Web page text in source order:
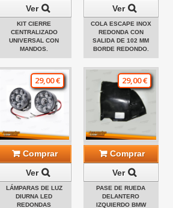
Ver
KIT CIERRE
CENTRALIZADO
UNIVERSAL CON
MANDOS.
Ver
COLA ESCAPE INOX
REDONDA CON
SALIDA DE 102 MM
BORDE REDONDO.
29,00 €
Comprar
Ver
LÁMPARAS DE LUZ
DIURNA LED
REDONDAS
29,00 €
Comprar
Ver
PASE DE RUEDA
DELANTERO
IZQUIERDO BMW